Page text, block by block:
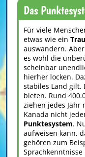
Das
Für viele
etwas wie ein
auswandern.
es wohl die
scheinbar
hierher locken.
stabiles Land gilt.
bieten. Rund
ziehen jedes Jahr
Kanada nicht
Punktesystem.
aufweisen kann,
gehören zum